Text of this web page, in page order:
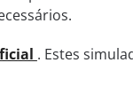
. Estes